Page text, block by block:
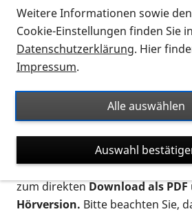
Thema Infomaterial auf der PRO
für blinde und sehbehinderte
Auf dieser Seite finden Sie
Ort. Nutzen Sie den Formatfilter,
nach Flyern und Broschüren,
suchen. Die meisten Flyer und
verschiedenen Formaten
postalischen Bestellung als
zum direktenDownload als PDF
Hörversion. Bitte beachten Sie,
Weitere Informationen sowie
Cookie-Einstellungen finden Sie
Datenschutzerklärung. Hier
Impressum.
Alle auswählen
Auswahl